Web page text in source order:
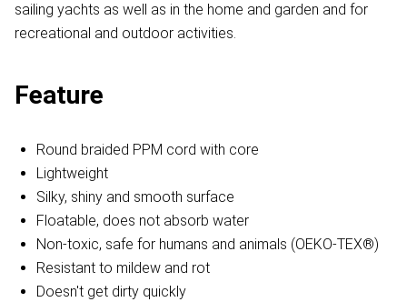
sailing yachts as well as in the home and garden and for
recreational and outdoor activities.
Feature
Round braided PPM cord with core
Lightweight
Silky, shiny and smooth surface
Floatable, does not absorb water
Non-toxic, safe for humans and animals (OEKO-TEX®)
Resistant to mildew and rot
Doesn't get dirty quickly